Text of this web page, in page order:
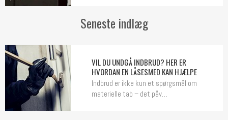
Seneste indlæg
VIL DU UNDGÅ INDBRUD? HER ER
HVORDAN EN LÅSESMED KAN HJÆLPE
Indbrud er ikke kun et spørgsmål om
materielle tab – det påv…